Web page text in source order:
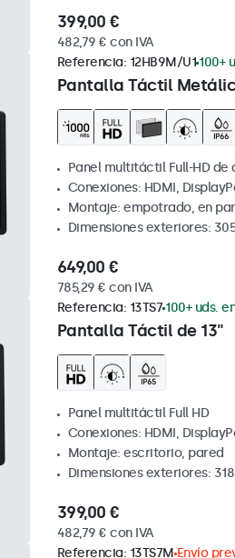
399,00 €
482,79 € con IVA
Pantalla Táctil
Referencia: 12HB9M/U1 100+
Panel multitáctil Full-HD de
Conexiones: HDMI,
Montaje: empotrado, en
Dimensiones exteriores:
649,00 €
785,29 € con IVA
Pantalla Táctil de 13"
Referencia: 13TS7 100+ uds.
Panel multitáctil Full HD
Conexiones: HDMI,
Montaje: escritorio, pared
Dimensiones exteriores:
399,00 €
482,79 € con IVA
Referencia: 13TS7M Envío